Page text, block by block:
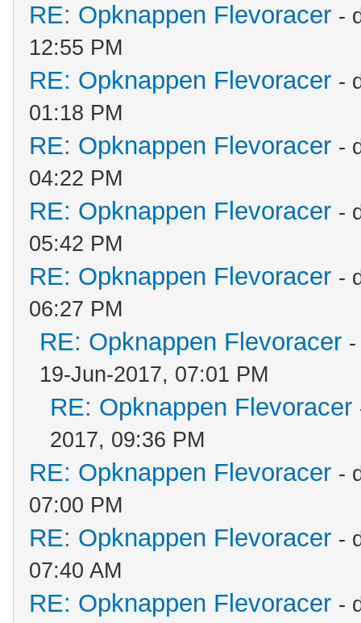
RE: Opknappen Flevoracer -
12:55 PM
RE: Opknappen Flevoracer -
01:18 PM
RE: Opknappen Flevoracer -
04:22 PM
RE: Opknappen Flevoracer -
05:42 PM
RE: Opknappen Flevoracer -
06:27 PM
RE: Opknappen Flevoracer
19-Jun-2017, 07:01 PM
RE: Opknappen Flevoracer
2017, 09:36 PM
RE: Opknappen Flevoracer -
07:00 PM
RE: Opknappen Flevoracer -
07:40 AM
RE: Opknappen Flevoracer -